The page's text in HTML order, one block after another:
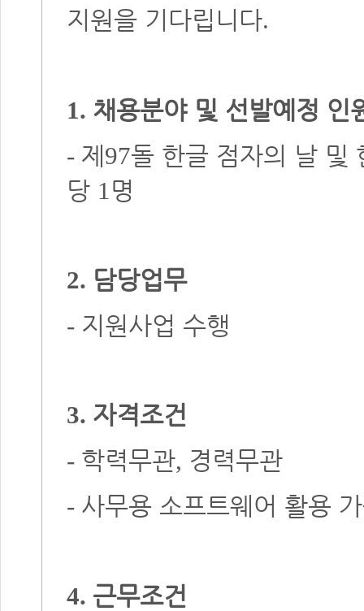
지원을 기다립니다.
1. 채용분야 및 선발예정 인
- 제97돌 한글 점자의 날 및
당 1 명
2. 담당업무
- 지원사업 수행
3. 자격조건
- 학력무관, 경력무관
- 사무용 소프트웨어 활용
4. 근무조건